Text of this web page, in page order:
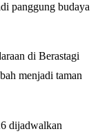
panggung budaya
di Berastagi
menjadi taman
dijadwalkan